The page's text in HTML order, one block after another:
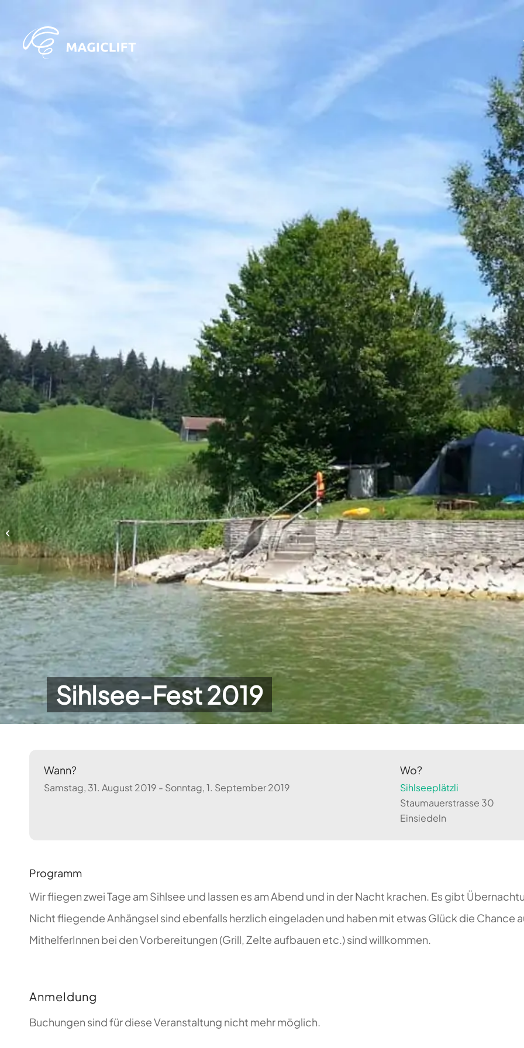
Sihlsee-Fest 2019
Wann?
Samstag, 31. August 2019 - Sonntag, 1. September 2019
Wo?
Sihlseeplätzli
Staumauerstrasse 30
Einsiedeln
Programm
Wir fliegen zwei Tage am Sihlsee und lassen es am Abend und in der Nacht krachen. Es gibt
Nicht fliegende Anhängsel sind ebenfalls herzlich eingeladen und haben mit etwas Glück die Chance
MithelferInnen bei den Vorbereitungen (Grill, Zelte aufbauen etc.) sind willkommen.
Anmeldung
Buchungen sind für diese Veranstaltung nicht mehr möglich.
Leisi Fly-out 2019